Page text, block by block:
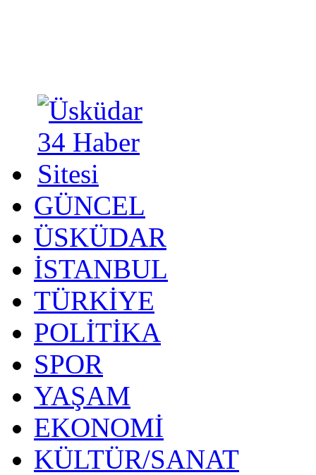
GÜNCEL
ÜSKÜDAR
İSTANBUL
TÜRKİYE
POLİTİKA
SPOR
YAŞAM
EKONOMİ
KÜLTÜR/SANAT